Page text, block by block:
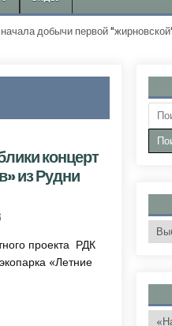
первой "жирновской"нефти
концерт
из Рудни
ЖИРНОВСКОЙ ПУБЛИКИ КОНЦЕРТ
проекта РДК
«Летние
Поиск: